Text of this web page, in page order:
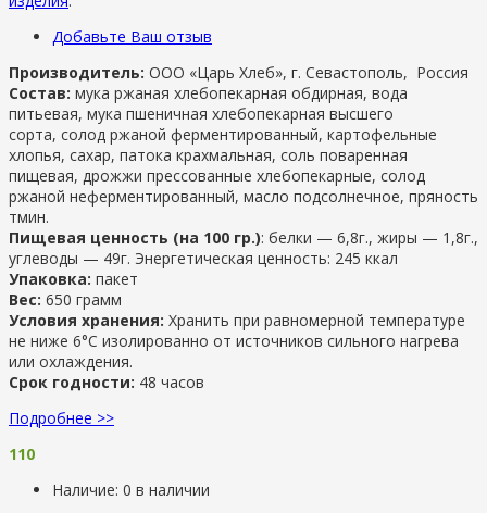
Добавьте Ваш отзыв
Производитель: ООО «Царь Хлеб», г. Севастополь, Россия
Состав: мука ржаная хлебопекарная обдирная, вода
питьевая, мука пшеничная хлебопекарная высшего
сорта, солод ржаной ферментированный, картофельные
хлопья, сахар, патока крахмальная, соль поваренная
пищевая, дрожжи прессованные хлебопекарные, солод
ржаной неферментированный, масло подсолнечное, пряность
тмин.
Пищевая ценность (на 100 гр.): белки — 6,8г., жиры — 1,8г.,
углеводы — 49г. Энергетическая ценность: 245 ккал
Упаковка: пакет
Вес: 650 грамм
Условия хранения: Хранить при равномерной температуре
не ниже 6°С изолированно от источников сильного нагрева
или охлаждения.
Срок годности: 48 часов
Подробнее >>
110
Наличие: 0 в наличии